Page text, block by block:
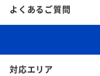
よくあるご質問
対応エリア